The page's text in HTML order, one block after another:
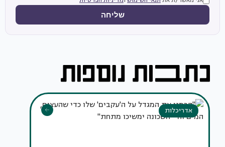
שליחה
אדריכלות